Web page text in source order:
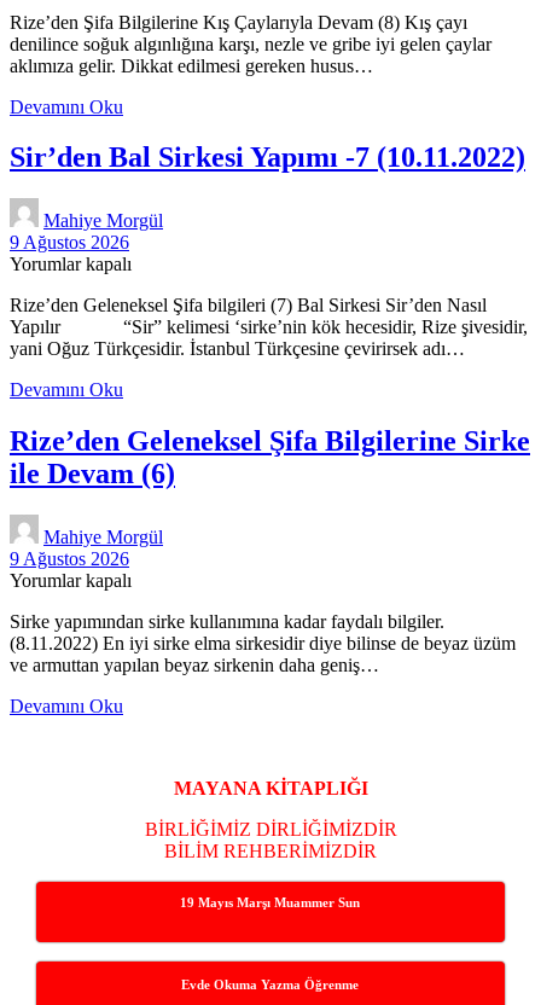
Rize’den Şifa Bilgilerine Kış Çaylarıyla Devam (8) Kış çayı
denilince soğuk algınlığına karşı, nezle ve gribe iyi gelen çaylar
aklımıza gelir. Dikkat edilmesi gereken husus…
Devamını Oku
Şifa
Bilgileri
ve
9.
bölüm)
Sir’den Bal Sirkesi Yapımı -7 (10.11.2022)
Mahiye Morgül
9 Ağustos 2026
Yorumlar kapalı
Rize’den Geleneksel Şifa bilgileri (7) Bal Sirkesi Sir’den Nasıl
Yapılır “Sir” kelimesi ‘sirke’nin kök hecesidir, Rize şivesidir,
yani Oğuz Türkçesidir. İstanbul Türkçesine çevirirsek adı…
Devamını Oku
Sirkesi
Yapımı
-7
Rize’den Geleneksel Şifa Bilgilerine Sirke
ile Devam (6)
Mahiye Morgül
9 Ağustos 2026
Yorumlar kapalı
Sirke yapımından sirke kullanımına kadar faydalı bilgiler.
(8.11.2022) En iyi sirke elma sirkesidir diye bilinse de beyaz üzüm
ve armuttan yapılan beyaz sirkenin daha geniş…
Devamını Oku
Devam
MAYANA KİTAPLIĞI
BİRLİĞİMİZ DİRLİĞİMİZDİR
BİLİM REHBERİMİZDİR
19 Mayıs Marşı Muammer Sun
Evde Okuma Yazma Öğrenme